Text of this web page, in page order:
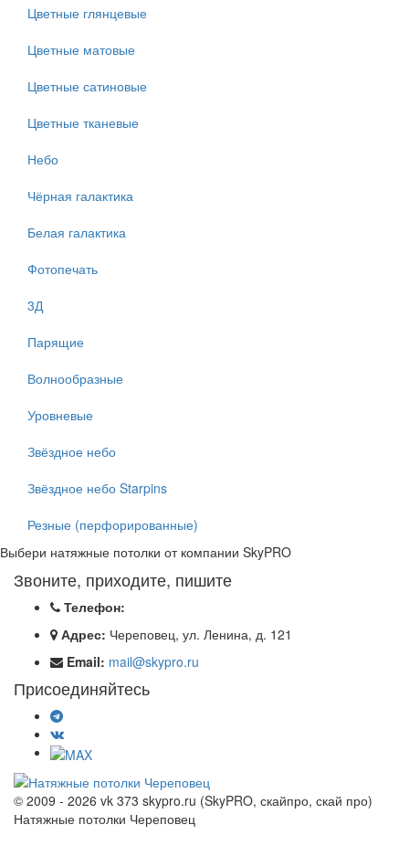
Цветные глянцевые
Цветные матовые
Цветные сатиновые
Цветные тканевые
Небо
Чёрная галактика
Белая галактика
Фотопечать
3Д
Парящие
Волнообразные
Уровневые
Звёздное небо
Звёздное небо Starpins
Резные (перфорированные)
Выбери натяжные потолки от компании SkyPRO
Звоните, приходите, пишите
Телефон:
Адрес: Череповец, ул. Ленина, д. 121
Email: mail@skypro.ru
Присоединяйтесь
© 2009 - 2026 vk 373 skypro.ru (SkyPRO, скайпро, скай про)
Натяжные потолки Череповец